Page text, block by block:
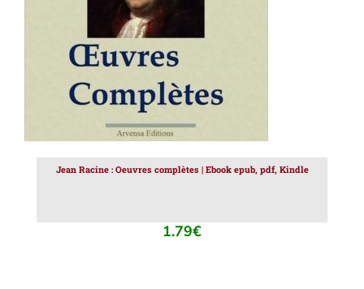
Jean Racine : Oeuvres complètes | Ebook epub, pdf, Kindle
1.79€